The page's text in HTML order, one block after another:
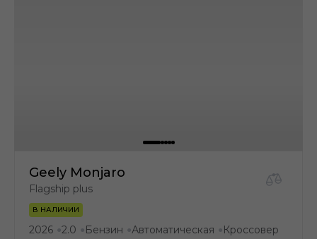
Geely Monjaro
Flagship plus
В НАЛИЧИИ
2026 ●2.0 ● Бензин ●Автоматическая ● Кроссовер